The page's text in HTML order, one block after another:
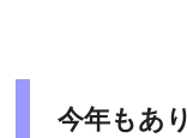
今年もあ